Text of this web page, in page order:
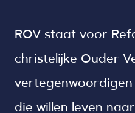
ROV staat voor
christelijke Ouder
vertegenwoordigen
die willen leven